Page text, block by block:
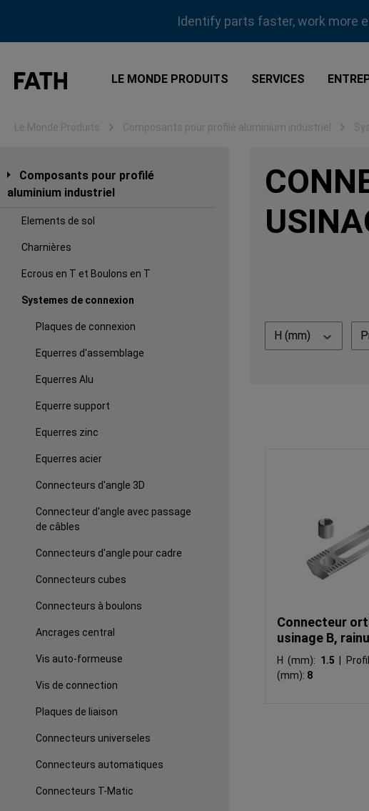
Passer à la navigation principaleIdentify parts faster, work more
LE MONDE PRODUITS SERVICES
Le Monde Produits Composants pour profilé aluminium industriel
Composants pour profilé
aluminium industriel
Elements de sol
Charnières
Ecrous en T et Boulons en T
Systemes de connexion
Plaques de connexion
Equerres d'assemblage
Equerres Alu
Equerre support
Equerres zinc
Equerres acier
Connecteurs d'angle 3D
Connecteur d'angle avec passage
de câbles
Connecteurs d'angle pour cadre
Connecteurs cubes
Connecteurs à boulons
Ancrages central
Vis auto-formeuse
Vis de connection
Plaques de liaison
Connecteurs universeles
Connecteurs automatiques
Connecteurs T-Matic
H (mm)
Connecteur
usinage B,
H (mm): 1.5
(mm): 8